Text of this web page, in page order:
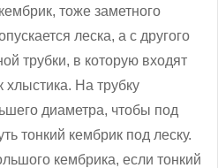
тоже заметного
леска, а с другого
трубки, в которую входят
хлыстика. На трубку
диаметра, чтобы под
тонкий кембрик под леску.
кембрика, если тонкий